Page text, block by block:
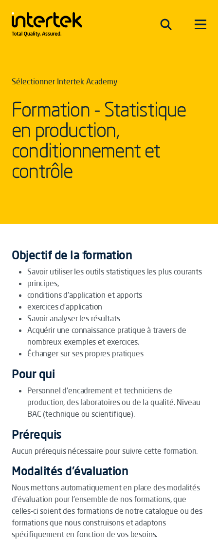
Sélectionner Intertek Academy
Formation - Statistique
en production,
conditionnement et
contrôle
Objectif de la formation
Savoir utiliser les outils statistiques les plus courants
principes,
conditions d’application et apports
exercices d’application
Savoir analyser les résultats
Acquérir une connaissance pratique à travers de
nombreux exemples et exercices.
Échanger sur ses propres pratiques
Pour qui
Personnel d’encadrement et techniciens de
production, des laboratoires ou de la qualité. Niveau
BAC (technique ou scientifique).
Prérequis
Aucun prérequis nécessaire pour suivre cette formation.
Modalités d'évaluation
Nous mettons automatiquement en place des modalités
d’évaluation pour l’ensemble de nos formations, que
celles-ci soient des formations de notre catalogue ou des
formations que nous construisons et adaptons
spécifiquement en fonction de vos besoins.